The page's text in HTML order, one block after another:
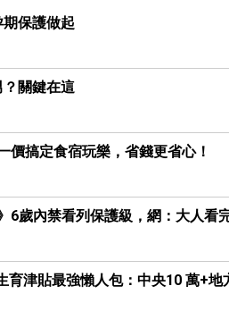
保護做起
關鍵在這
價搞定食宿玩樂，省錢更省心！
6歲內禁看列保護級，網：大人看
育津貼最強懶人包：中央10 萬+地